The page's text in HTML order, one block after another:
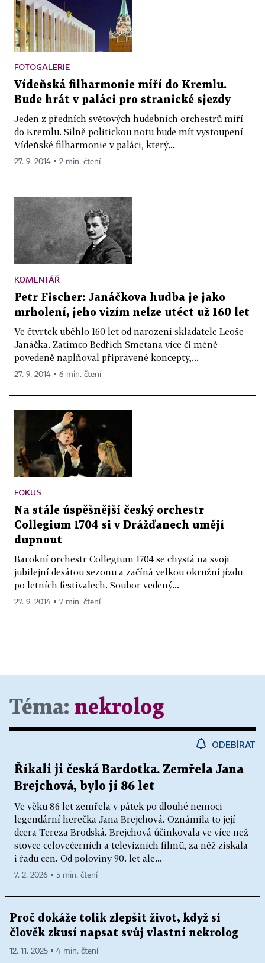
FOTOGALERIE
Vídeňská filharmonie míří do Kremlu.
Bude hrát v paláci pro stranické sjezdy
Jeden z předních světových hudebních orchestrů míří
do Kremlu. Silně politickou notu bude mít vystoupení
Vídeňské filharmonie v paláci, který...
27. 9. 2014 ▪ 2 min. čtení
KOMENTÁŘ
Petr Fischer: Janáčkova hudba je jako
mrholení, jeho vizím nelze utéct už 160 let
Ve čtvrtek uběhlo 160 let od narození skladatele Leoše
Janáčka. Zatímco Bedřich Smetana více či méně
povedeně naplňoval připravené koncepty,...
27. 9. 2014 ▪ 6 min. čtení
FOKUS
Na stále úspěšnější český orchestr
Collegium 1704 si v Drážďanech umějí
dupnout
Barokní orchestr Collegium 1704 se chystá na svoji
jubilejní desátou sezonu a začíná velkou okružní jízdu
po letních festivalech. Soubor vedený...
27. 9. 2014 ▪ 7 min. čtení
Téma: nekrolog
ODEBÍRAT
Říkali ji česká Bardotka. Zemřela Jana
Brejchová, bylo jí 86 let
Ve věku 86 let zemřela v pátek po dlouhé nemoci
legendární herečka Jana Brejchová. Oznámila to její
dcera Tereza Brodská. Brejchová účinkovala ve více než
stovce celovečerních a televizních filmů, za něž získala
i řadu cen. Od poloviny 90. let ale...
7. 2. 2026 ▪ 5 min. čtení
Proč dokáže tolik zlepšit život, když si
člověk zkusí napsat svůj vlastní nekrolog
12. 11. 2025 ▪ 4 min. čtení